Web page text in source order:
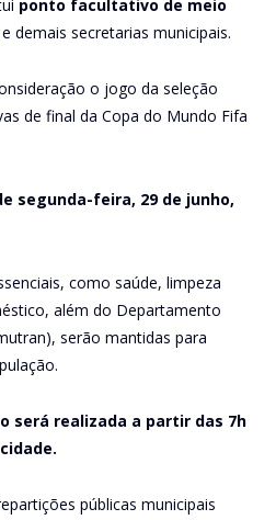
ponto facultativo de meio
demais secretarias municipais.
o jogo da seleção
de final da Copa do Mundo Fifa
segunda-feira, 29 de junho,
como saúde, limpeza
além do Departamento
serão mantidas para
será realizada a partir das 7h
públicas municipais